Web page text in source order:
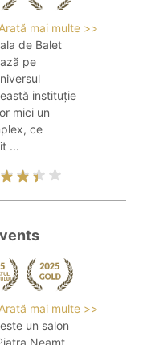
Arată mai multe >>
de Balet
pe
instituție
mici un
ce
...
Arată mai multe >>
un salon
Neamț,